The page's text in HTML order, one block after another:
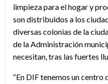
limpieza para el hogar y
son distribuidos a los
diversas colonias de la
de la Administración
necesitan, tras las fuertes
“En DIF tenemos un centro